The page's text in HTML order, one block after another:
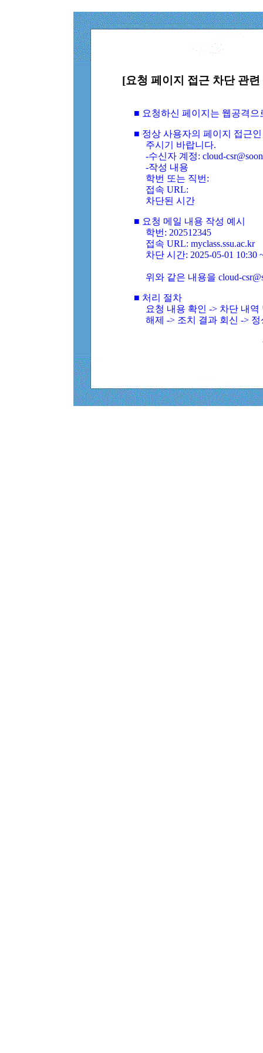
[요청 페이지 접근 차단 관
■ 요청하신 페이지는 웹공격
■ 정상 사용자의 페이지 접근
주시기 바랍니다.
-수신자 계정: cloud-
-작성 내용
학번 또는 직번:
접속 URL:
차단된 시간
■ 요청 메일 내용 작성 예시
학번: 202512345
접속 URL: myclass.ssu.ac.kr
차단 시간: 2025-05-01 10:30
위와 같은 내용을 cloud-
■ 처리 절차
요청 내용 확인 -> 차단 내
해제 -> 조치 결과 회신 ->